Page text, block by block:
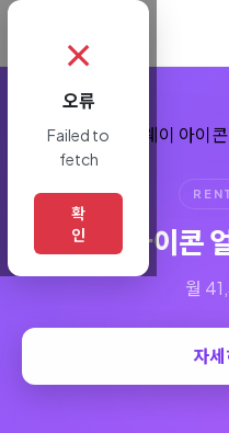
코웨이 아이콘
월
자세
✗
오류
Failed to
fetch
확
인